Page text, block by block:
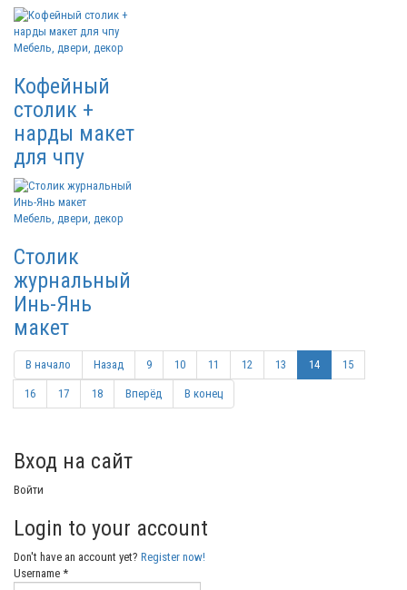
Мебель, двери, декор
Кофейный
столик +
нарды макет
для чпу
Мебель, двери, декор
Столик
журнальный
Инь-Янь
макет
В начало Назад 9 10 11 12 13 14 15
16 17 18 Вперёд В конец
Вход на сайт
Войти
Login to your account
Don't have an account yet? Register now!
Username *